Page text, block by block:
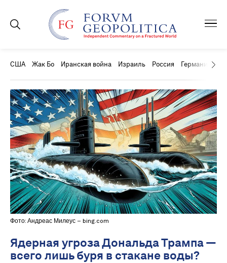
США Жак Бо Иранская война Израиль Россия Германия
Фото: Андреас Милеус – bing.com
Ядерная угроза Дональда Трампа —
всего лишь буря в стакане воды?